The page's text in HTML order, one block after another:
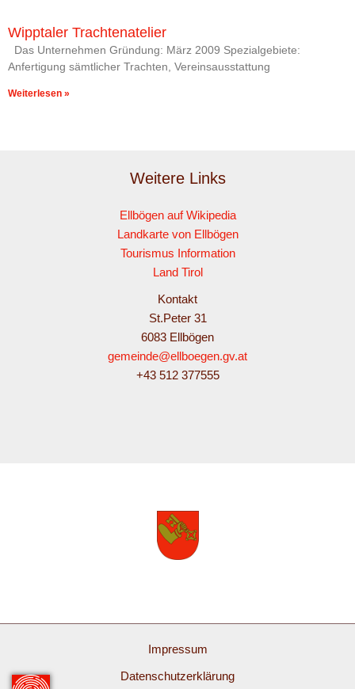
Wipptaler Trachtenatelier
Das Unternehmen Gründung: März 2009 Spezialgebiete:
Anfertigung sämtlicher Trachten, Vereinsausstattung
Weiterlesen »
Weitere Links
Ellbögen auf Wikipedia
Landkarte von Ellbögen
Tourismus Information
Land Tirol
Kontakt
St.Peter 31
6083 Ellbögen
gemeinde@ellboegen.gv.at
+43 512 377555
Impressum
Datenschutzerklärung